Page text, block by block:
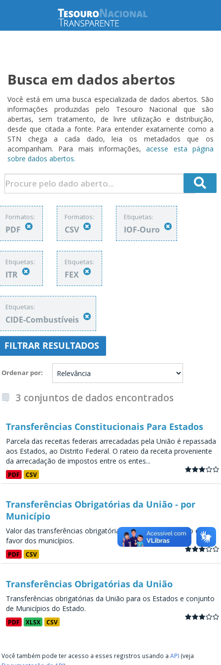
Busca em dados abertos
Você está em uma busca especializada de dados abertos. São
informações produzidas pelo Tesouro Nacional que são
abertas, sem tratamento, de livre utilização e distribuição,
desde que citada a fonte. Para entender exatamente como a
STN chega a cada dado, leia os metadados que os
acompanham. Para mais informações,acesse esta página
sobre dados abertos.
Formatos:
PDF
Formatos:
CSV
Etiquetas:
IOF-Ouro
Etiquetas:
ITR
Etiquetas:
FEX
Etiquetas:
CIDE-Combustíveis
FILTRAR RESULTADOS
Ordenar por
3 conjuntos de dados encontrados
Transferências Constitucionais Para Estados
Parcela das receitas federais arrecadadas pela União é repassada
aos Estados, ao Distrito Federal. O rateio da receita proveniente
da arrecadação de impostos entre os entes...
PDF CSV
Transferências Obrigatórias da União - por
Município
Valor das transferências obrigatórias realizadas pela União em
favor dos municípios.
PDF CSV
Transferências Obrigatórias da União
Transferências obrigatórias da União para os Estados e conjunto
de Municípios do Estado.
PDF XLSX CSV
Você também pode ter acesso a esses registros usando a API (veja